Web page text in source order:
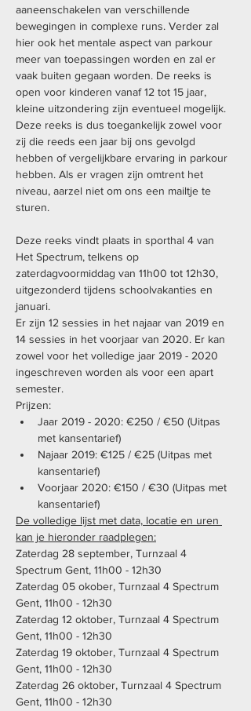
aaneenschakelen van verschillende
bewegingen in complexe runs. Verder zal
hier ook het mentale aspect van parkour
meer van toepassingen worden en zal er
vaak buiten gegaan worden. De reeks is
open voor kinderen vanaf 12 tot 15 jaar,
kleine uitzondering zijn eventueel mogelijk.
Deze reeks is dus toegankelijk zowel voor
zij die reeds een jaar bij ons gevolgd
hebben of vergelijkbare ervaring in parkour
hebben. Als er vragen zijn omtrent het
niveau, aarzel niet om ons een mailtje te
sturen.
Deze reeks vindt plaats in sporthal 4 van
Het Spectrum, telkens op
zaterdagvoormiddag van 11h00 tot 12h30,
uitgezonderd tijdens schoolvakanties en
januari.
Er zijn 12 sessies in het najaar van 2019 en
14 sessies in het voorjaar van 2020. Er kan
zowel voor het volledige jaar 2019 - 2020
ingeschreven worden als voor een apart
semester.
Prijzen:
Jaar 2019 - 2020: €250 / €50 (Uitpas
met kansentarief)
Najaar 2019: €125 / €25 (Uitpas met
kansentarief)
Voorjaar 2020: €150 / €30 (Uitpas met
kansentarief)
De volledige lijst met data, locatie en uren
kan je hieronder raadplegen:
Zaterdag 28 september, Turnzaal 4
Spectrum Gent, 11h00 - 12h30
Zaterdag 05 okober, Turnzaal 4 Spectrum
Gent, 11h00 - 12h30
Zaterdag 12 oktober, Turnzaal 4 Spectrum
Gent, 11h00 - 12h30
Zaterdag 19 oktober, Turnzaal 4 Spectrum
Gent, 11h00 - 12h30
Zaterdag 26 oktober, Turnzaal 4 Spectrum
Gent, 11h00 - 12h30